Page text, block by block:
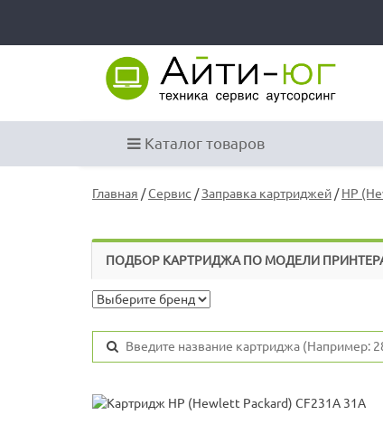
Каталог товаров
Главная /Сервис /Заправка картриджей/HP
ПОДБОР КАРТРИДЖА ПО МОДЕЛИ